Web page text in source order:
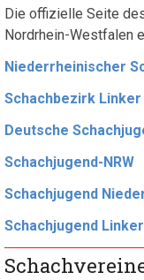
Die offizielle Seite
Nordrhein-Westfalen
Niederrheinischer
Schachbezirk
Deutsche
Schachjugend-NRW
Schachjugend
Schachjugend